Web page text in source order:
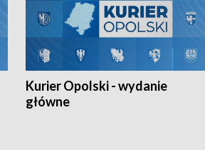
Kurier Opolski - wydanie
główne